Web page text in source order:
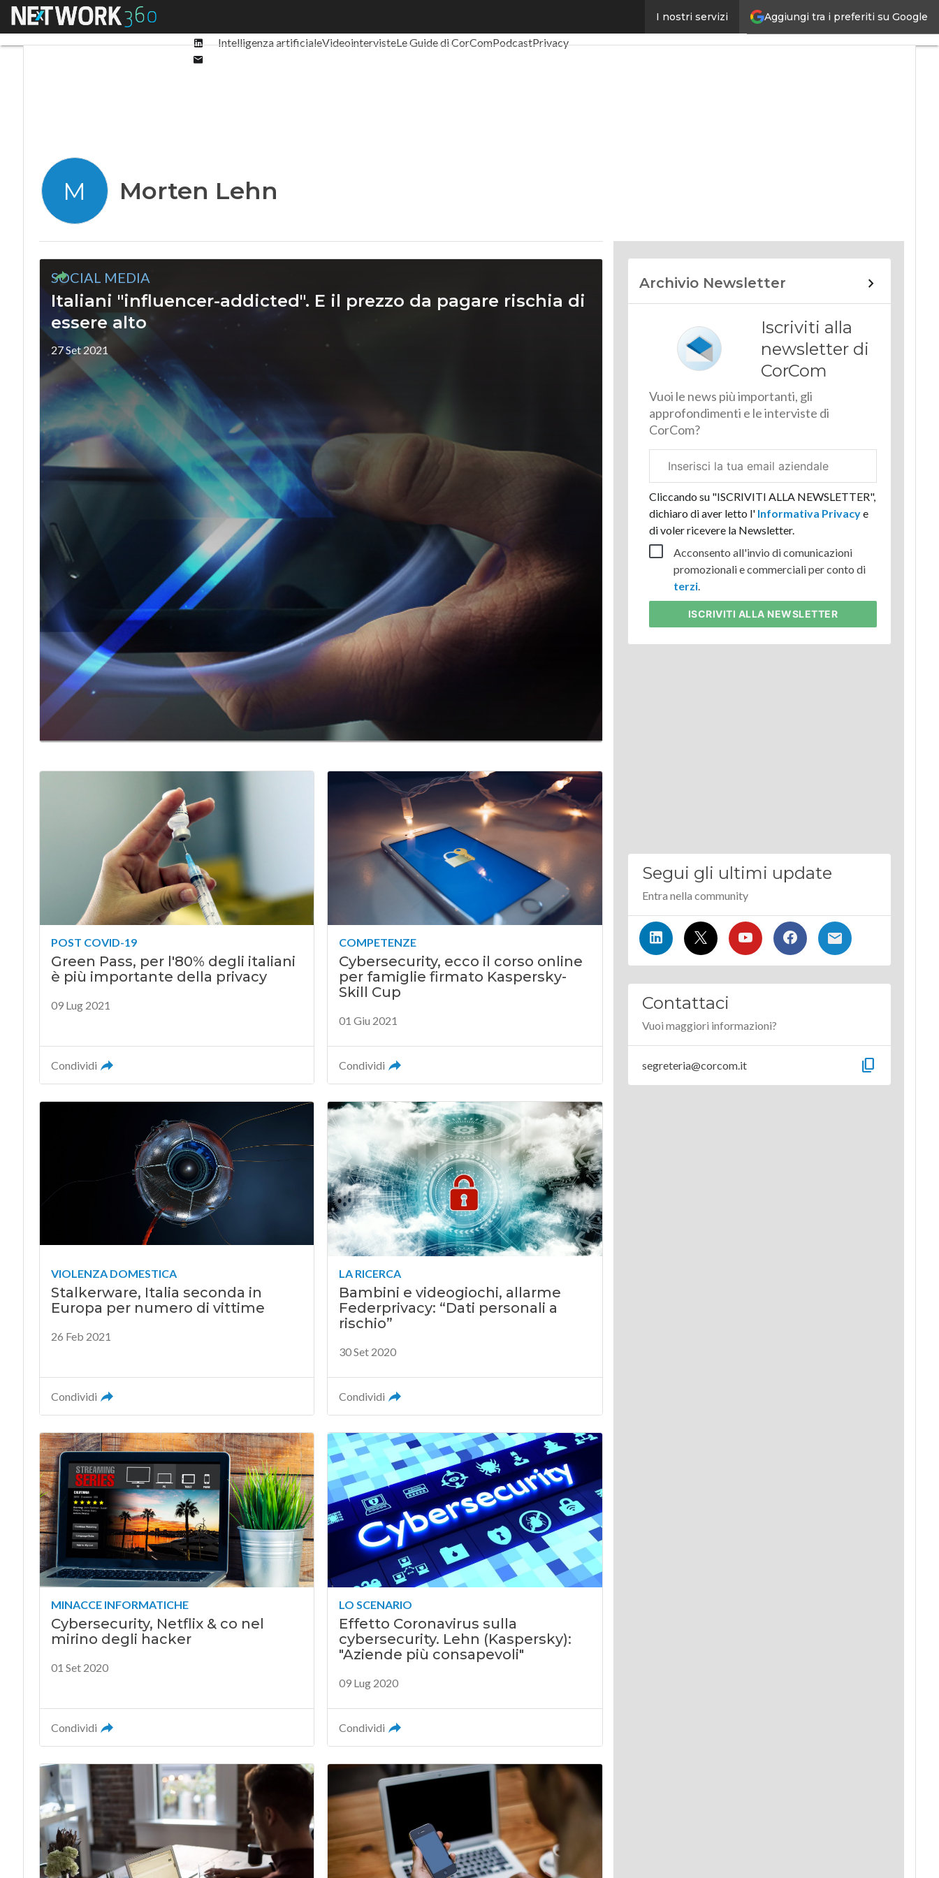
Aggiungi tra i preferiti su Google
I nostri servizi
Menu
Linkedin
Intelligenza artificialeVideointervisteLe Guide di CorComPodcastPrivacy
M Morten Lehn
SOCIAL MEDIA
Italiani "influencer-addicted". E il prezzo da pagare rischia di
essere alto
27 Set 2021
POST COVID-19
Green Pass, per l'80% degli italiani
è più importante della privacy
09 Lug 2021
Condividi
COMPETENZE
Cybersecurity, ecco il corso online
per famiglie firmato Kaspersky-
Skill Cup
01 Giu 2021
Condividi
VIOLENZA DOMESTICA
Stalkerware, Italia seconda in
Europa per numero di vittime
26 Feb 2021
Condividi
LA RICERCA
Bambini e videogiochi, allarme
Federprivacy: “Dati personali a
rischio”
30 Set 2020
Condividi
MINACCE INFORMATICHE
Cybersecurity, Netflix & co nel
mirino degli hacker
01 Set 2020
Condividi
LO SCENARIO
Effetto Coronavirus sulla
cybersecurity. Lehn (Kaspersky):
"Aziende più consapevoli"
09 Lug 2020
Condividi
Archivio Newsletter
Iscriviti alla
newsletter di
CorCom
Vuoi le news più importanti, gli
approfondimenti e le interviste di
CorCom?
aziendale
Cliccando su "ISCRIVITI ALLA NEWSLETTER",
dichiaro di aver letto l'Informativa Privacye
di voler ricevere la Newsletter.
Acconsento all'invio di comunicazioni
promozionali e commerciali per conto di
terzi.
ISCRIVITI ALLA NEWSLETTER
Segui gli ultimi update
Entra nella community
Contattaci
Vuoi maggiori informazioni?
segreteria@corcom.it content_copy